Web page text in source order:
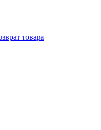
товара